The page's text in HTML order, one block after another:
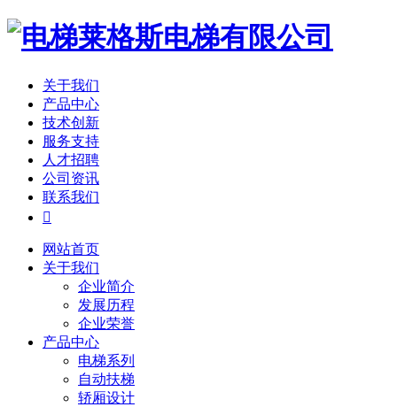
关于我们
产品中心
技术创新
服务支持
人才招聘
公司资讯
联系我们

网站首页
关于我们
企业简介
发展历程
企业荣誉
产品中心
电梯系列
自动扶梯
轿厢设计